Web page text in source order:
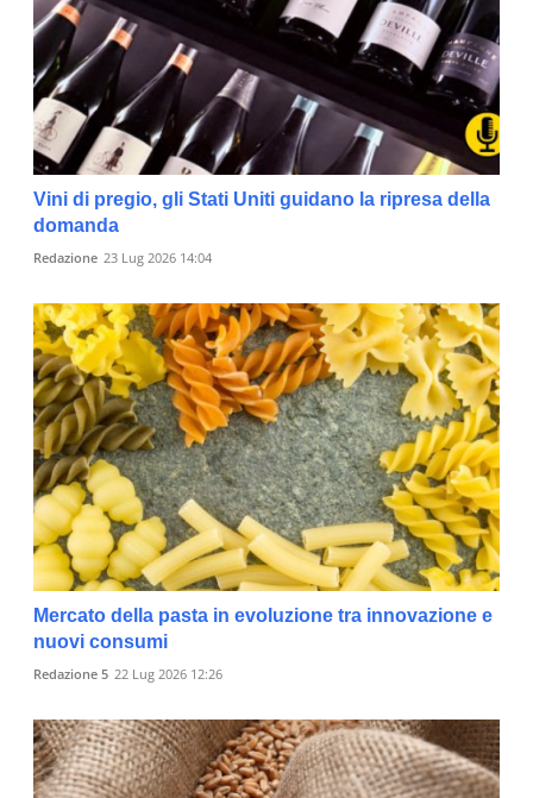
Vini di pregio, gli Stati Uniti guidano la ripresa della
domanda
Redazione 23 Lug 2026 14:04
Mercato della pasta in evoluzione tra innovazione e
nuovi consumi
Redazione 5 22 Lug 2026 12:26